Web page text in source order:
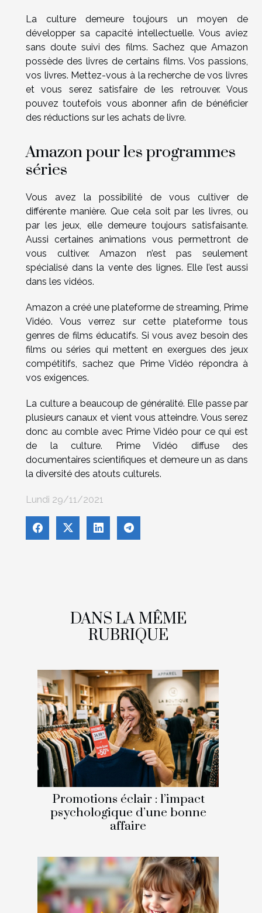
DANS LA MÊME
RUBRIQUE
Promotions éclair : l’impact
psychologique d’une bonne
affaire
La culture demeure toujours un moyen de
développer sa capacité intellectuelle. Vous aviez
sans doute suivi des films. Sachez que Amazon
possède des livres de certains films. Vos passions,
vos livres. Mettez-vous à la recherche de vos livres
et vous serez satisfaire de les retrouver. Vous
pouvez toutefois vous abonner afin de bénéficier
des réductions sur les achats de livre.
Amazon pour les programmes
séries
Vous avez la possibilité de vous cultiver de
différente manière. Que cela soit par les livres, ou
par les jeux, elle demeure toujours satisfaisante.
Aussi certaines animations vous permettront de
vous cultiver. Amazon n’est pas seulement
spécialisé dans la vente des lignes. Elle l’est aussi
dans les vidéos.
Amazon a créé une plateforme de streaming, Prime
Vidéo. Vous verrez sur cette plateforme tous
genres de films éducatifs. Si vous avez besoin des
films ou séries qui mettent en exergues des jeux
compétitifs, sachez que Prime Vidéo répondra à
vos exigences.
La culture a beaucoup de généralité. Elle passe par
plusieurs canaux et vient vous atteindre. Vous serez
donc au comble avec Prime Vidéo pour ce qui est
de la culture. Prime Vidéo diffuse des
documentaires scientifiques et demeure un as dans
la diversité des atouts culturels.
Lundi 29/11/2021